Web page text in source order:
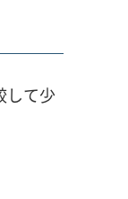
して少